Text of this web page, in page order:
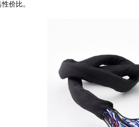
价比。